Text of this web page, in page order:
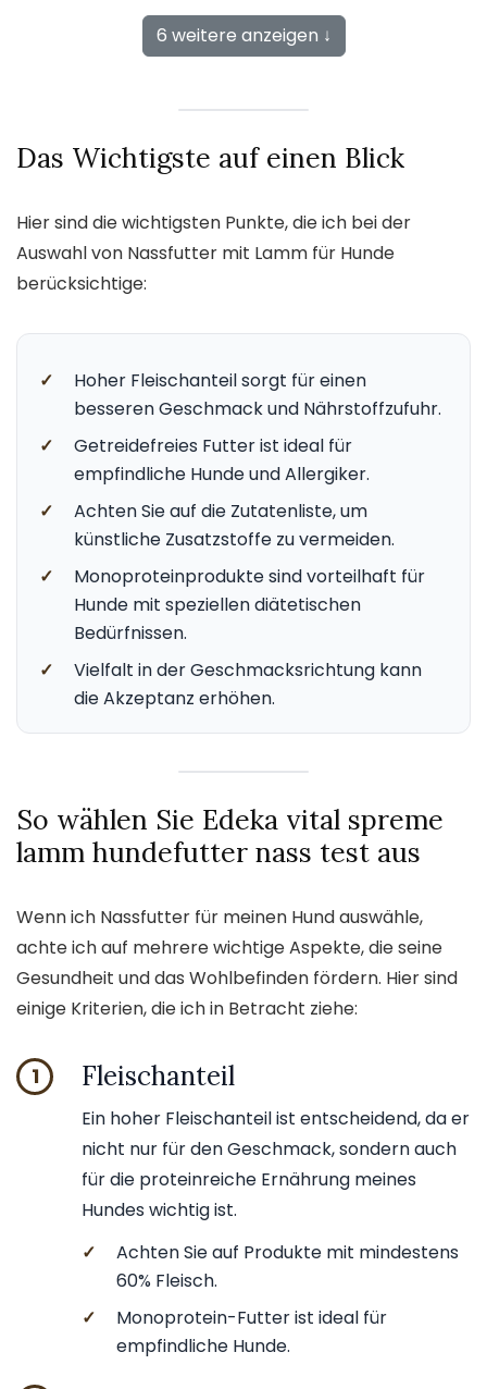
6 weitere anzeigen ↓
Das Wichtigste auf einen Blick
Hier sind die wichtigsten Punkte, die ich bei der
Auswahl von Nassfutter mit Lamm für Hunde
berücksichtige:
✓
Hoher Fleischanteil sorgt für einen
besseren Geschmack und Nährstoffzufuhr.
✓
Getreidefreies Futter ist ideal für
empfindliche Hunde und Allergiker.
✓
Achten Sie auf die Zutatenliste, um
künstliche Zusatzstoffe zu vermeiden.
✓
Monoproteinprodukte sind vorteilhaft für
Hunde mit speziellen diätetischen
Bedürfnissen.
✓
Vielfalt in der Geschmacksrichtung kann
die Akzeptanz erhöhen.
So wählen Sie Edeka vital spreme
lamm hundefutter nass test aus
Wenn ich Nassfutter für meinen Hund auswähle,
achte ich auf mehrere wichtige Aspekte, die seine
Gesundheit und das Wohlbefinden fördern. Hier sind
einige Kriterien, die ich in Betracht ziehe:
1 Fleischanteil
Ein hoher Fleischanteil ist entscheidend, da er
nicht nur für den Geschmack, sondern auch
für die proteinreiche Ernährung meines
Hundes wichtig ist.
✓
Achten Sie auf Produkte mit mindestens
60% Fleisch.
✓
Monoprotein-Futter ist ideal für
empfindliche Hunde.